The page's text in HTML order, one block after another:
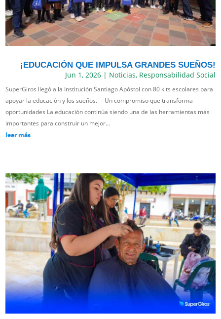
¡EDUCACIÓN QUE IMPULSA GRANDES SUEÑOS!
Jun 1, 2026| Noticias, Responsabilidad Social
SuperGiros llegó a la Institución Santiago Apóstol con 80 kits escolares para
apoyar la educación y los sueños. Un compromiso que transforma
oportunidades La educación continúa siendo una de las herramientas más
importantes para construir un mejor...
leer más